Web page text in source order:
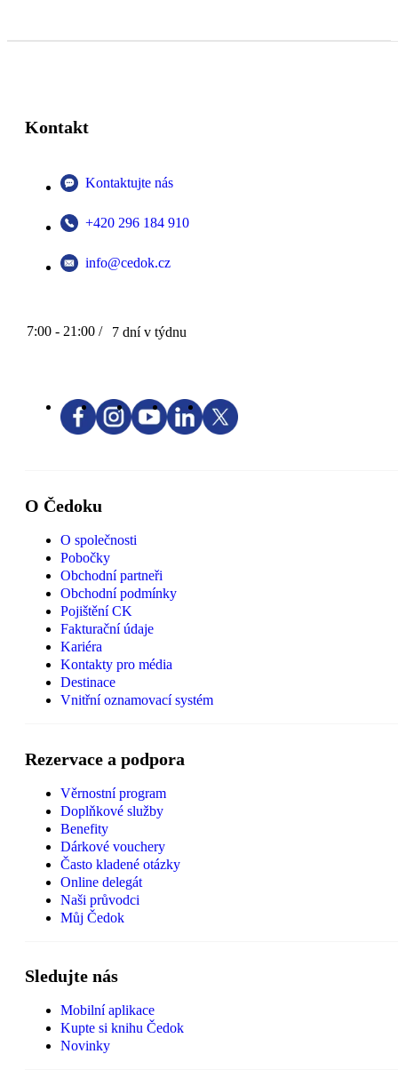
Kontakt
Kontaktujte nás
+420 296 184 910
info@cedok.cz
7:00 - 21:00 / 7 dní v týdnu
O Čedoku
O společnosti
Pobočky
Obchodní partneři
Obchodní podmínky
Pojištění CK
Fakturační údaje
Kariéra
Kontakty pro média
Destinace
Vnitřní oznamovací systém
Rezervace a podpora
Věrnostní program
Doplňkové služby
Benefity
Dárkové vouchery
Často kladené otázky
Online delegát
Naši průvodci
Můj Čedok
Sledujte nás
Mobilní aplikace
Kupte si knihu Čedok
Novinky